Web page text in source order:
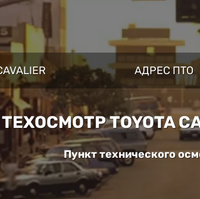
АДРЕС ПТО
TOYOTA
Пункт технического